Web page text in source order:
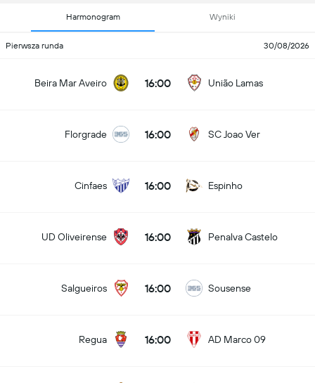
Harmonogram Wyniki
Pierwsza runda 30/08/2026
Beira Mar Aveiro 16:00 União Lamas
Florgrade 16:00 SC Joao Ver
Cinfaes 16:00 Espinho
UD Oliveirense 16:00 Penalva Castelo
Salgueiros 16:00 Sousense
Regua 16:00 AD Marco 09